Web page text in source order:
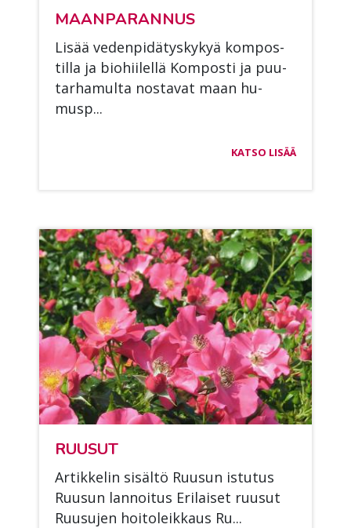
MAAN­PA­RAN­NUS
Li­sää ve­den­pi­dä­tys­ky­kyä kom­pos­
til­la ja bio­hii­lel­lä Kom­pos­ti ja puu­
tar­ha­mul­ta nos­ta­vat maan hu­
musp...
KATSO LISÄÄ
RUUSUT
Ar­tik­ke­lin si­säl­tö Ruusun is­tu­tus
Ruusun lan­noi­tus Eri­lai­set ruusut
Ruusu­jen hoi­to­leik­kaus Ru...